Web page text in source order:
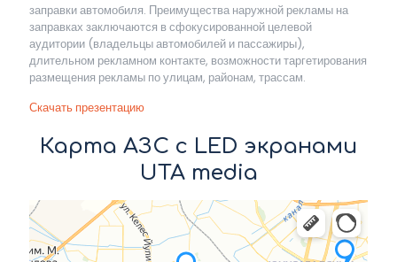
заправки автомобиля. Преимущества наружной рекламы на
заправках заключаются в сфокусированной целевой
аудитории (владельцы автомобилей и пассажиры),
длительном рекламном контакте, возможности таргетирования
размещения рекламы по улицам, районам, трассам.
Скачать презентацию
Карта АЗС с LED экранами
UTA media